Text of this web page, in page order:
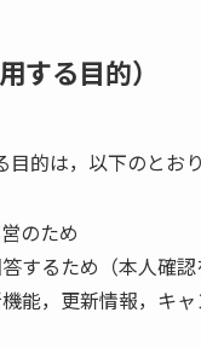
する目的）
的は，以下のとおり
のため
するため（本人確認
能，更新情報，キ